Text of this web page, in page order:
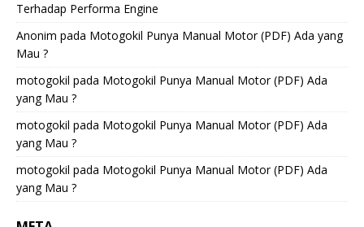
Terhadap Performa Engine
Anonim pada Motogokil Punya Manual Motor (PDF) Ada yang
Mau ?
motogokil pada Motogokil Punya Manual Motor (PDF) Ada
yang Mau ?
motogokil pada Motogokil Punya Manual Motor (PDF) Ada
yang Mau ?
motogokil pada Motogokil Punya Manual Motor (PDF) Ada
yang Mau ?